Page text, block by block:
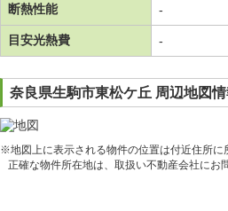
断熱性能 -
目安光熱費 -
奈良県生駒市東松ケ丘 周辺地図情
※地図上に表示される物件の位置は付近住所に
正確な物件所在地は、取扱い不動産会社にお